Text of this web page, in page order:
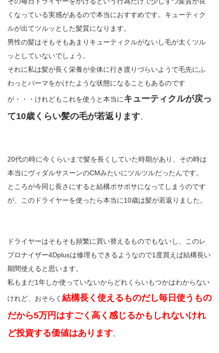
くなっている実感があるので本当におすすめです。キューティク
ルが出てツルッとした髪質になります。
男性の髪はそもそもあまりキューティクルがないし毛が太くツル
ッとしていないでしょう。
それに私は髪が長く栄養が全体に行き渡りづらいようで毛先にふ
わっとパーマをかけたような状態になることもあるのです
が・・・けれどもこれを使うと本当にキューティクルが戻っ
て10歳くらい髪の毛が若返ります。
20代の時に今くらいまで髪を長くしていた時期があり、その時は
本当にヴィダルサスーンのCMみたいにツルツルだったんです。
ところが今同じ長さにすると結構ボサボサになってしまうのです
が、このドライヤーを使ったら本当に10歳は髪が若返りました。
ドライヤーはそもそも頻繁に買い替えるものでもないし、このレ
プロナイザー4Dplusは修理もできるようなので1度買えば結構長い
期間使えると思います。
私もまだ1年しか使っていないからどれくらいもつかはわからない
けれど、おそらく 結構長く使えるものだし毎日使うもの
だから5万円はすごく高く感じるかもしれないけれ
ど投資する価値はあります。